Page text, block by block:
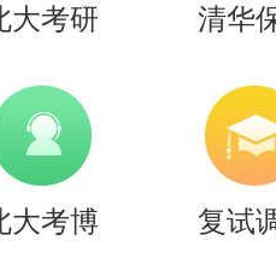
华大学深圳国际
考试时间4小时
大考研 清华
大考博 复试